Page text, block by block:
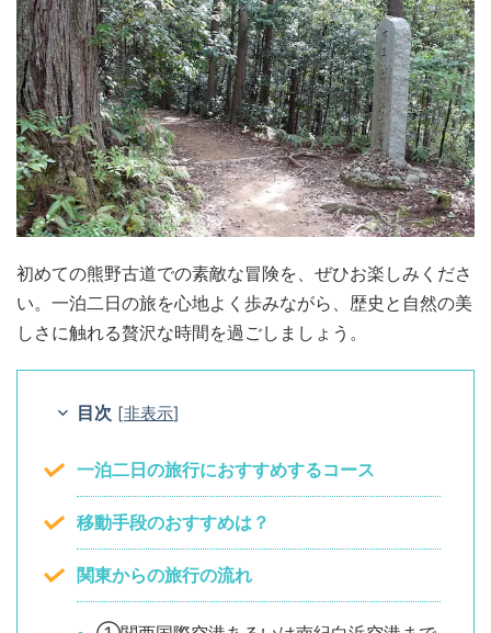
初めての熊野古道での素敵な冒険を、ぜひお楽しみくださ
い。一泊二日の旅を心地よく歩みながら、歴史と自然の美
しさに触れる贅沢な時間を過ごしましょう。
目次 [非表示]
一泊二日の旅行におすすめするコース
移動手段のおすすめは？
関東からの旅行の流れ